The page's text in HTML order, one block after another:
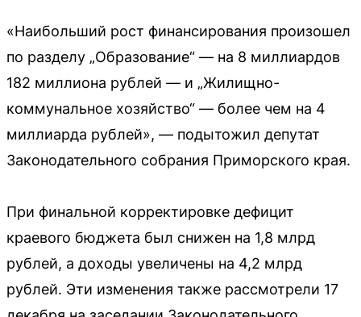
«Наибольший рост финансирования произошел
по разделу „Образование“ — на 8 миллиардов
182 миллиона рублей — и „Жилищно-
коммунальное хозяйство“ — более чем на 4
миллиарда рублей», — подытожил депутат
Законодательного собрания Приморского края.
При финальной корректировке дефицит
краевого бюджета был снижен на 1,8 млрд
рублей, а доходы увеличены на 4,2 млрд
рублей. Эти изменения также рассмотрели 17